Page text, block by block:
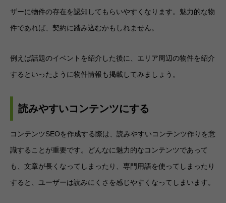
ザーに物件の存在を認知してもらいやすくなります。魅力的な物
件であれば、契約に踏み込むかもしれません。
例えば話題のイベントを紹介した後に、エリア周辺の物件を紹介
するといったように物件情報も掲載してみましょう。
読みやすいコンテンツにする
コンテンツSEOを作成する際は、読みやすいコンテンツ作りを意
識することが重要です。どんなに魅力的なコンテンツであって
も、文章が長くなってしまったり、専門用語を使ってしまったり
すると、ユーザーは読みにくさを感じやすくなってしまいます。